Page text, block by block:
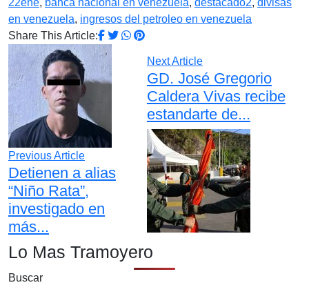
22ene, banca nacional en venezuela, destacado2, divisas
en venezuela, ingresos del petroleo en venezuela
Share This Article:
Previous Article
Detienen a alias
“Niño Rata”,
investigado en
más...
Next Article
GD. José Gregorio
Caldera Vivas recibe
estandarte de...
Lo Mas Tramoyero
Buscar